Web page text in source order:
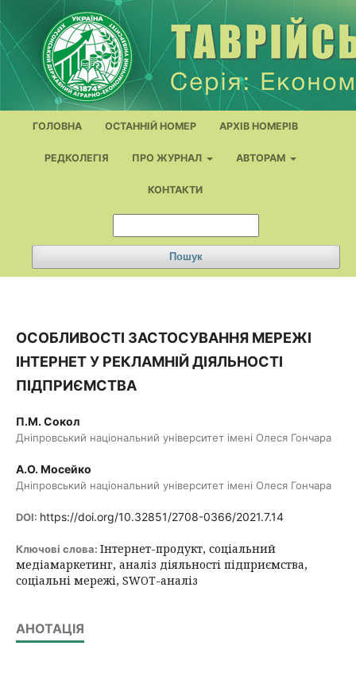
ГОЛОВНА ОСТАННІЙ НОМЕР АРХІВ НОМЕРІВ
РЕДКОЛЕГІЯ ПРО ЖУРНАЛ АВТОРАМ
КОНТАКТИ
Пошук
ОСОБЛИВОСТІ ЗАСТОСУВАННЯ МЕРЕЖІ
ІНТЕРНЕТ У РЕКЛАМНІЙ ДІЯЛЬНОСТІ
ПІДПРИЄМСТВА
П.М. Сокол
Дніпровський національний університет імені Олеся Гончара
А.О. Мосейко
Дніпровський національний університет імені Олеся Гончара
DOI: https://doi.org/10.32851/2708-0366/2021.7.14
Ключові слова: Інтернет-продукт, соціальний
медіамаркетинг, аналіз діяльності підприємства,
соціальні мережі, SWOT-аналіз
АНОТАЦІЯ